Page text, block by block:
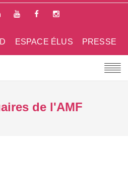
PRESSE
ESPACE ÉLUS
de l'AMF